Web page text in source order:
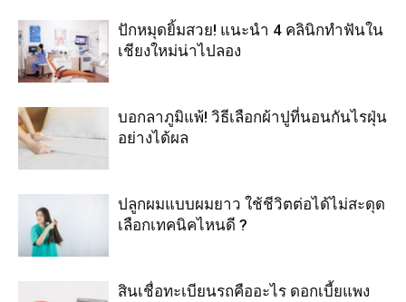
ปักหมุดยิ้มสวย! แนะนำ 4 คลินิกทำฟันใน
เชียงใหม่น่าไปลอง
บอกลาภูมิแพ้! วิธีเลือกผ้าปูที่นอนกันไรฝุ่น
อย่างได้ผล
ปลูกผมแบบผมยาว ใช้ชีวิตต่อได้ไม่สะดุด
เลือกเทคนิคไหนดี ?
สินเชื่อทะเบียนรถคืออะไร ดอกเบี้ยแพง